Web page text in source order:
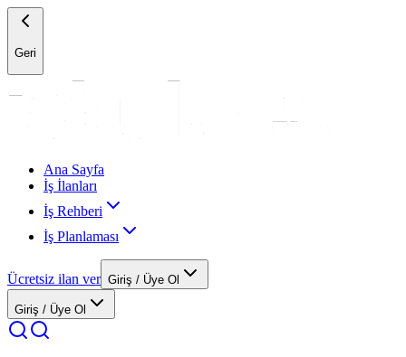
Geri
Ana Sayfa
İş İlanları
İş Rehberi
İş Planlaması
Ücretsiz ilan ver Giriş / Üye Ol
Giriş / Üye Ol